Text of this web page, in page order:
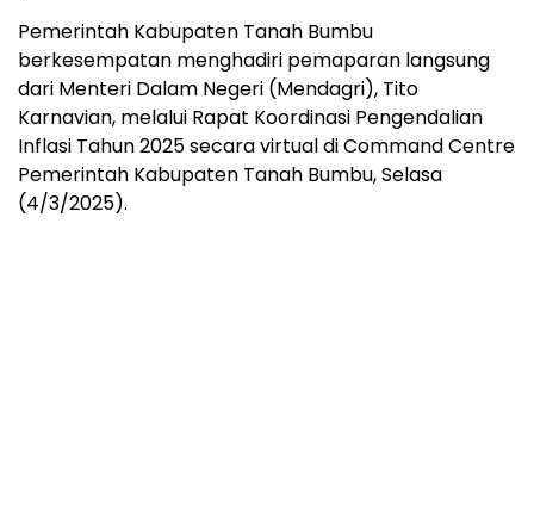
Pemerintah Kabupaten Tanah Bumbu
berkesempatan menghadiri pemaparan langsung
dari Menteri Dalam Negeri (Mendagri), Tito
Karnavian, melalui Rapat Koordinasi Pengendalian
Inflasi Tahun 2025 secara virtual di Command Centre
Pemerintah Kabupaten Tanah Bumbu, Selasa
(4/3/2025).